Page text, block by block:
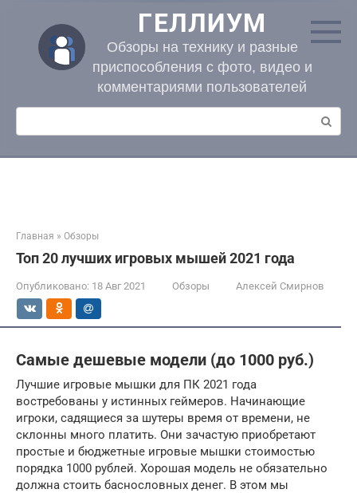
контенту
ГЕЛЛИУМ
Обзоры на технику и разные
приспособления с фото, видео и
комментариями пользователей
Поиск:
Главная » Обзоры
Топ 20 лучших игровых мышей 2021 года
Опубликовано: 18 Авг 2021 Обзоры Алексей Смирнов
Самые дешевые модели (до 1000 руб.)
Лучшие игровые мышки для ПК 2021 года
востребованы у истинных геймеров. Начинающие
игроки, садящиеся за шутеры время от времени, не
склонны много платить. Они зачастую приобретают
простые и бюджетные игровые мышки стоимостью
порядка 1000 рублей. Хорошая модель не обязательно
должна стоить баснословных денег. В этом мы